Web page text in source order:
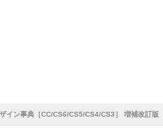
イン事典［CC/CS6/CS5/CS4/CS3］ 増補改訂版